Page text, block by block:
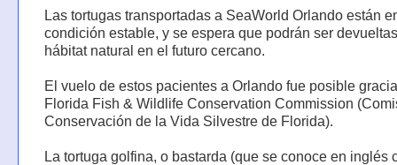
Las tortugas transportadas a SeaWorld Orlando están
condición estable, y se espera que podrán ser
hábitat natural en el futuro cercano.
El vuelo de estos pacientes a Orlando fue posible
Florida Fish & Wildlife Conservation Commission
Conservación de la Vida Silvestre de Florida).
La tortuga golfina, o bastarda (que se conoce en inglés